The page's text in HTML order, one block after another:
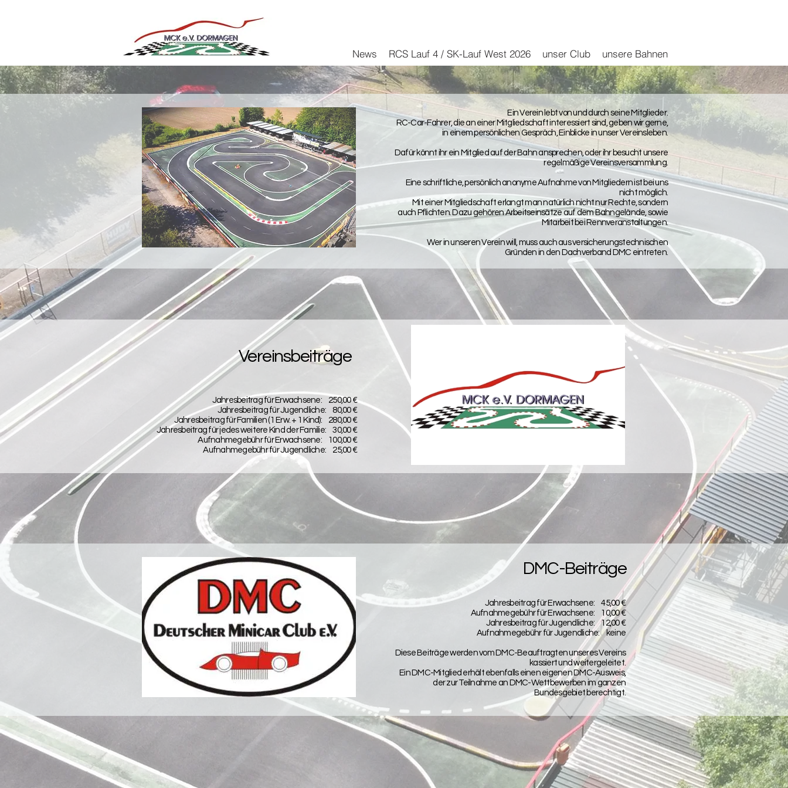
News RCS Lauf 4 / SK-Lauf West 2026 unser Club unsere Bahnen
DMC-Beiträge
Jahresbeitrag für Erwachsene: 45,00 €
Aufnahmegebühr für Erwachsene: 10,00 €
Jahresbeitrag für Jugendliche: 12,00 €
Aufnahmegebühr für Jugendliche: keine
Diese Beiträge werden vom DMC-Beauftragten unseres Vereins
kassiert und weitergeleitet.
Ein DMC-Mitglied erhält ebenfalls einen eigenen DMC-Ausweis,
der zur Teilnahme an DMC-Wettbewerben im ganzen
Bundesgebiet berechtigt.
Ein Verein lebt von und durch seine Mitglieder.
RC-Car-Fahrer, die an einer Mitgliedschaft interessiert sind, geben wir gerne,
in einem persönlichen Gespräch, Einblicke in unser Vereinsleben.
Dafür könnt ihr ein Mitglied auf der Bahn ansprechen, oder ihr besucht unsere
regelmäßige Vereinsversammlung.
Eine schriftliche, persönlich anonyme Aufnahme von Mitgliedern ist bei uns
nicht möglich.
Mit einer Mitgliedschaft erlangt man natürlich nicht nur Rechte, sondern
auch Pflichten. Dazu gehören Arbeitseinsätze auf dem Bahngelände, sowie
Mitarbeit bei Rennveranstaltungen.
Wer in unseren Verein will, muss auch aus versicherungstechnischen
Gründen in den Dachverband DMC eintreten.
Vereinsbeiträge
Jahresbeitrag für Erwachsene: 250,00 €
Jahresbeitrag für Jugendliche: 80,00 €
Jahresbeitrag für Familien (1 Erw. + 1 Kind): 280,00 €
Jahresbeitrag für jedes weitere Kind der Familie: 30,00 €
Aufnahmegebühr für Erwachsene: 100,00 €
Aufnahmegebühr für Jugendliche: 25,00 €